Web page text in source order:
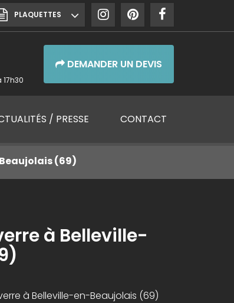
PLAQUETTES
DEMANDER UN DEVIS
/ PRESSE CONTACT
(69)
à Belleville-
à Belleville-en-Beaujolais (69)